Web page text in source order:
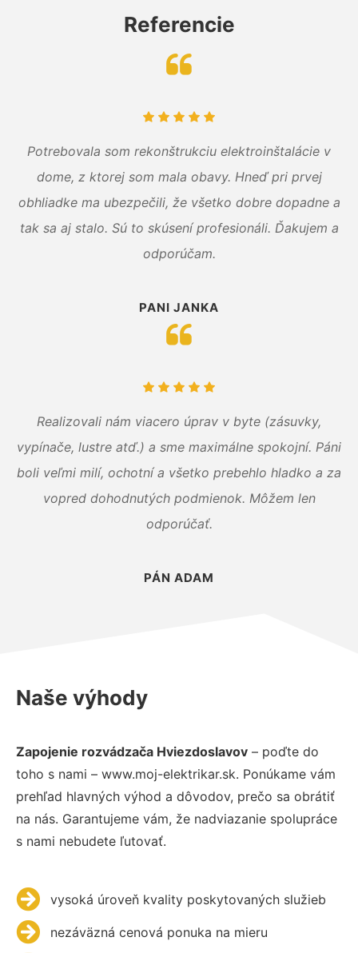
Referencie
Potrebovala som rekonštrukciu elektroinštalácie v
dome, z ktorej som mala obavy. Hneď pri prvej
obhliadke ma ubezpečili, že všetko dobre dopadne a
tak sa aj stalo. Sú to skúsení profesionáli. Ďakujem a
odporúčam.
PANI JANKA
Realizovali nám viacero úprav v byte (zásuvky,
vypínače, lustre atď.) a sme maximálne spokojní. Páni
boli veľmi milí, ochotní a všetko prebehlo hladko a za
vopred dohodnutých podmienok. Môžem len
odporúčať.
PÁN ADAM
Naše výhody
Zapojenie rozvádzača Hviezdoslavov – poďte do
toho s nami – www.moj-elektrikar.sk. Ponúkame vám
prehľad hlavných výhod a dôvodov, prečo sa obrátiť
na nás. Garantujeme vám, že nadviazanie spolupráce
s nami nebudete ľutovať.
vysoká úroveň kvality poskytovaných služieb
nezáväzná cenová ponuka na mieru